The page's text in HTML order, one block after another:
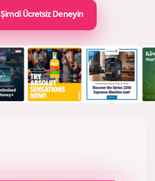
Şimdi Ücretsiz Deneyin